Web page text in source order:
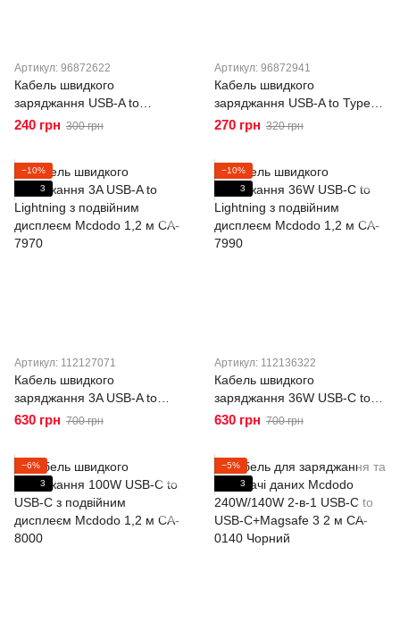
Артикул: 96872622
Кабель швидкого
заряджання USB-A to
Lightning з дисплеєм Mcdodo
240 грн 300 грн
Артикул: 96872941
Кабель швидкого
заряджання USB-A to Type-C
з дисплеєм Mcdodo CA-6520
270 грн 320 грн
−10%
3
Артикул: 112127071
Кабель швидкого
заряджання 3A USB-A to
Lightning з подвійним
7970
630 грн 700 грн
−10%
3
Артикул: 112136322
Кабель швидкого
заряджання 36W USB-C to
Lightning з подвійним
7990
630 грн 700 грн
−6%
3
−5%
3